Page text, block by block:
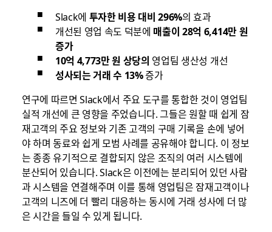
Slack에 투자한 비용 대비 296%의 효과
개선된 영업 속도 덕분에 매출이 28억 6,414만 원
증가
10억 4,773만 원 상당의 영업팀 생산성 개선
성사되는 거래 수 13%증가
연구에 따르면 Slack에서 주요 도구를 통합한 것이 영업팀
실적 개선에 큰 영향을 주었습니다. 그들은 원할 때 쉽게 잠
재고객의 주요 정보와 기존 고객의 구매 기록을 손에 넣어
야 하며 동료와 쉽게 모범 사례를 공유해야 합니다. 이 정보
는 종종 유기적으로 결합되지 않은 조직의 여러 시스템에
분산되어 있습니다. Slack은 이전에는 분리되어 있던 사람
과 시스템을 연결해주며 이를 통해 영업팀은 잠재고객이나
고객의 니즈에 더 빨리 대응하는 동시에 거래 성사에 더 많
은 시간을 들일 수 있게 됩니다.